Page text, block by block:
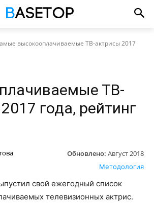
высокооплачиваемые ТВ-актрисы 2017
ТВ-
года, рейтинг
Обновлено: Август 2018
Методология
свой ежегодный список
телевизионных актрис.